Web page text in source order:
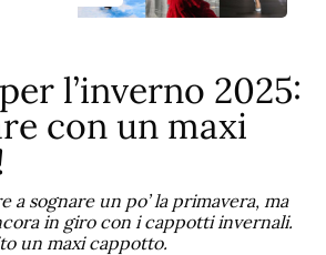
l’inverno 2025:
con un maxi
a sognare un po’ la primavera, ma
in giro con i cappotti invernali.
un maxi cappotto.